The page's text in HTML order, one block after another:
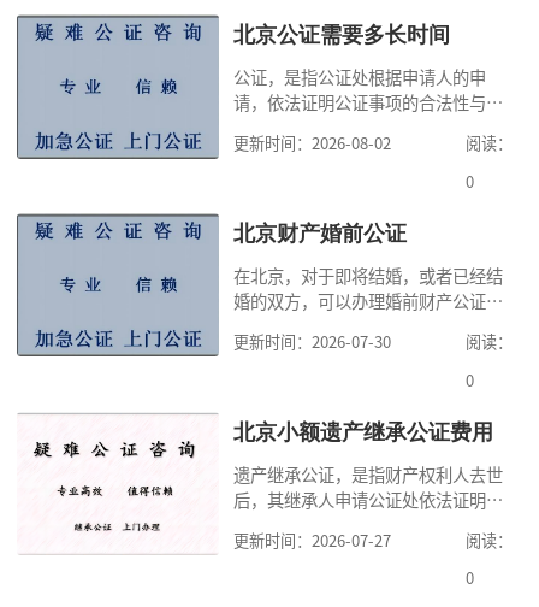
北京公证需要多长时间
公证，是指公证处根据申请人的申
请，依法证明公证事项的合法性与真
高公证事项的效力，固定证据，但是
很多人不知道在北京办理公证需要多
家，办理公证的时候除了需要按照公
道北京公证需要什么材料,北京公证需
要多少钱？北京公
更新时间：2026-08-02
阅读：
0
北京财产婚前公证
在北京，对于即将结婚，或者已经结
婚的双方，可以办理婚前财产公证，
式，可以避免个人财产引发的纠纷，
但是，在北京办理婚前财产公证，除
料外，公证咨询告诉大家，我们有必
京婚前财产公证机构？了解这些不仅
有利于我们根
更新时间：2026-07-30
阅读：
0
北京小额遗产继承公证费用
遗产继承公证，是指财产权利人去世
后，其继承人申请公证处依法证明继
的证明活动。通过公证，继承人可以
拿着享有继承权的公证书办理遗产过
更新时间：2026-07-27
阅读：
0